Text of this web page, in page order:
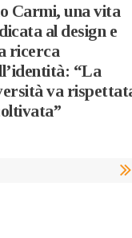
Carmi, una vita
al design e
ricerca
“La
va